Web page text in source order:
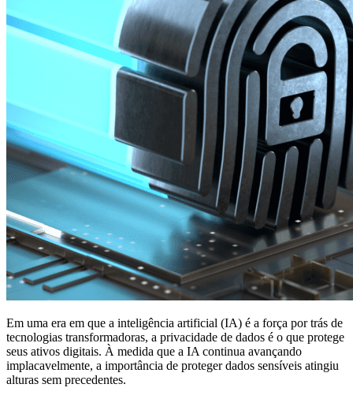
Em uma era em que a inteligência artificial (IA) é a força por trás de
tecnologias transformadoras, a privacidade de dados é o que protege
seus ativos digitais. À medida que a IA continua avançando
implacavelmente, a importância de proteger dados sensíveis atingiu
alturas sem precedentes.